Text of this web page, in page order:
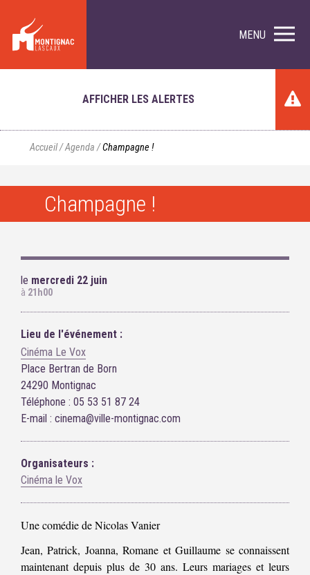
MENU
AFFICHER LES ALERTES
Accueil/Agenda /Champagne !
Champagne !
le mercredi 22 juin
à 21h00
Lieu de l'événement :
Cinéma Le Vox
Place Bertran de Born
24290 Montignac
Téléphone : 05 53 51 87 24
E-mail : cinema@ville-montignac.com
Organisateurs :
Cinéma le Vox
Une comédie de Nicolas Vanier
Jean, Patrick, Joanna, Romane et Guillaume se connaissent
maintenant depuis plus de 30 ans. Leurs mariages et leurs